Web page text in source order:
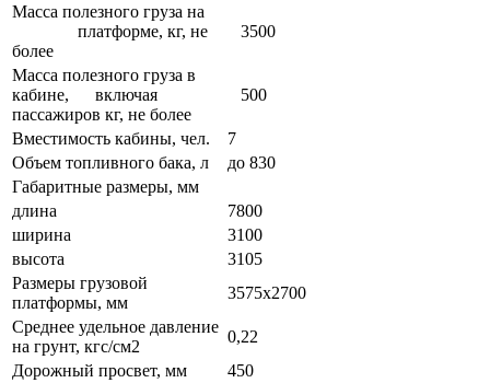
Масса полезного груза на
платформе, кг, не
более
3500
Масса полезного груза в
кабине, включая
пассажиров кг, не более
500
Вместимость кабины, чел.
7
Объем топливного бака, л
до 830
Габаритные размеры, мм
длина
7800
ширина
3100
высота
3105
Размеры грузовой
платформы, мм
3575х2700
Среднее удельное давление
на грунт, кгс/см2
0,22
Дорожный просвет, мм
450